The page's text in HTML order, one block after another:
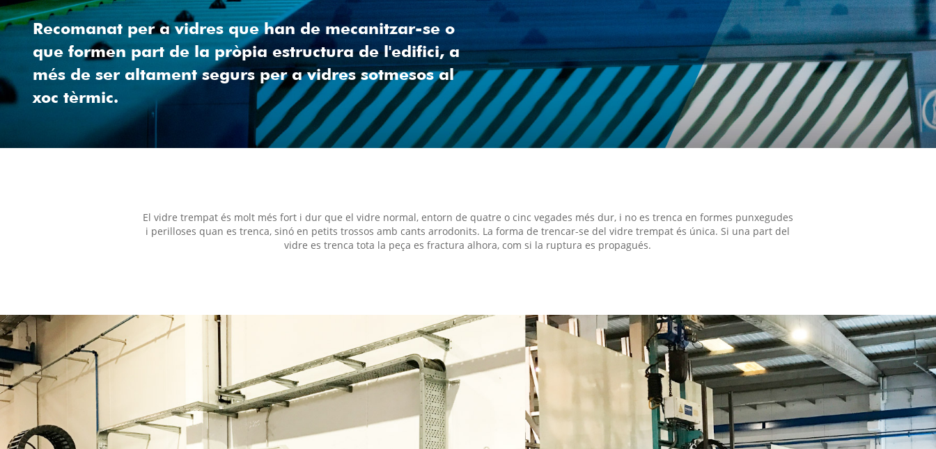
Recomanat per a vidres que han de mecanitzar-se o
que formen part de la pròpia estructura de l'edifici, a
més de ser altament segurs per a vidres sotmesos al
xoc tèrmic.
El vidre trempat és molt més fort i dur que el vidre normal, entorn de quatre o cinc vegades més dur, i no es trenca en formes punxegudes
i perilloses quan es trenca, sinó en petits trossos amb cants arrodonits. La forma de trencar-se del vidre trempat és única. Si una part del
vidre es trenca tota la peça es fractura alhora, com si la ruptura es propagués.